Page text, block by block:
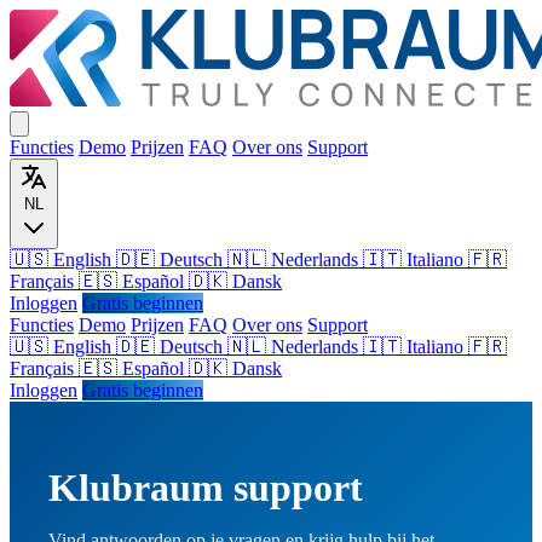
Functies Demo Prijzen FAQ Over ons Support
NL
🇺🇸 English 🇩🇪 Deutsch 🇳🇱 Nederlands 🇮🇹 Italiano 🇫🇷
Français 🇪🇸 Español 🇩🇰 Dansk
Inloggen Gratis beginnen
Functies Demo Prijzen FAQ Over ons Support
🇺🇸 English 🇩🇪 Deutsch 🇳🇱 Nederlands 🇮🇹 Italiano 🇫🇷
Français 🇪🇸 Español 🇩🇰 Dansk
Inloggen Gratis beginnen
Klubraum support